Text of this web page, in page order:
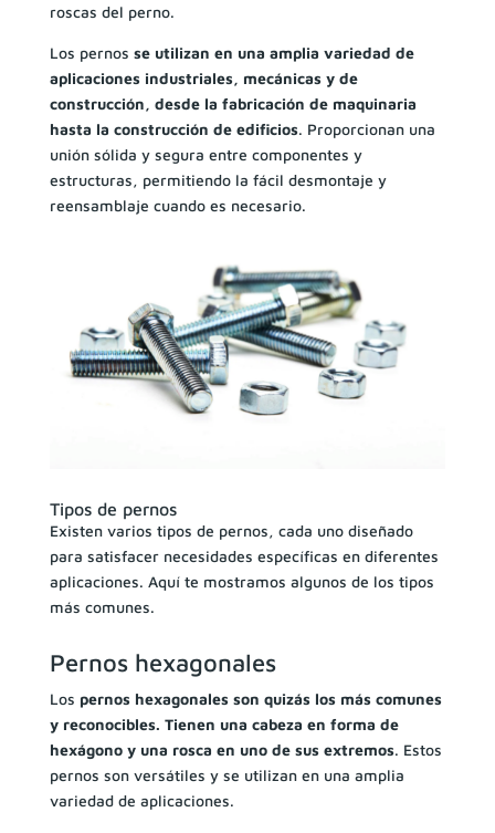
roscas del perno.
Los pernos se utilizan en una amplia variedad de
aplicaciones industriales, mecánicas y de
construcción, desde la fabricación de maquinaria
hasta la construcción de edificios. Proporcionan una
unión sólida y segura entre componentes y
estructuras, permitiendo la fácil desmontaje y
reensamblaje cuando es necesario.
Tipos de pernos
Existen varios tipos de pernos, cada uno diseñado
para satisfacer necesidades específicas en diferentes
aplicaciones. Aquí te mostramos algunos de los tipos
más comunes.
Pernos hexagonales
Los pernos hexagonales son quizás los más comunes
y reconocibles. Tienen una cabeza en forma de
hexágono y una rosca en uno de sus extremos. Estos
pernos son versátiles y se utilizan en una amplia
variedad de aplicaciones.